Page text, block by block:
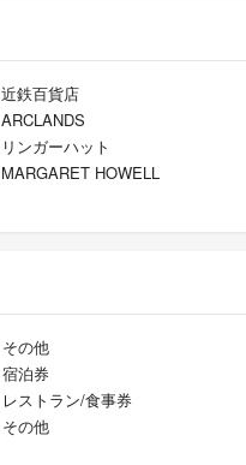
近鉄百貨店
ARCLANDS
リンガーハット
MARGARET HOWELL
その他
宿泊券
レストラン/食事券
その他